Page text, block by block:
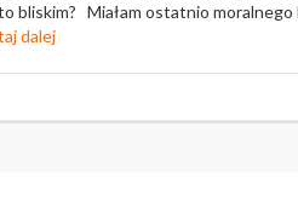
bliskim? Miałam ostatnio moralnego
dalej